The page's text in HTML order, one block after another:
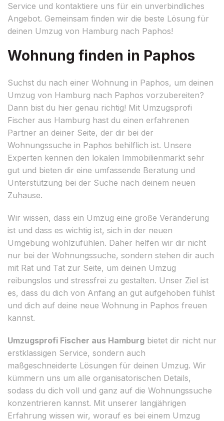
Service und kontaktiere uns für ein unverbindliches
Angebot. Gemeinsam finden wir die beste Lösung für
deinen Umzug von Hamburg nach Paphos!
Wohnung finden in Paphos
Suchst du nach einer Wohnung in Paphos, um deinen
Umzug von Hamburg nach Paphos vorzubereiten?
Dann bist du hier genau richtig! Mit Umzugsprofi
Fischer aus Hamburg hast du einen erfahrenen
Partner an deiner Seite, der dir bei der
Wohnungssuche in Paphos behilflich ist. Unsere
Experten kennen den lokalen Immobilienmarkt sehr
gut und bieten dir eine umfassende Beratung und
Unterstützung bei der Suche nach deinem neuen
Zuhause.
Wir wissen, dass ein Umzug eine große Veränderung
ist und dass es wichtig ist, sich in der neuen
Umgebung wohlzufühlen. Daher helfen wir dir nicht
nur bei der Wohnungssuche, sondern stehen dir auch
mit Rat und Tat zur Seite, um deinen Umzug
reibungslos und stressfrei zu gestalten. Unser Ziel ist
es, dass du dich von Anfang an gut aufgehoben fühlst
und dich auf deine neue Wohnung in Paphos freuen
kannst.
Umzugsprofi Fischer aus Hamburg bietet dir nicht nur
erstklassigen Service, sondern auch
maßgeschneiderte Lösungen für deinen Umzug. Wir
kümmern uns um alle organisatorischen Details,
sodass du dich voll und ganz auf die Wohnungssuche
konzentrieren kannst. Mit unserer langjährigen
Erfahrung wissen wir, worauf es bei einem Umzug